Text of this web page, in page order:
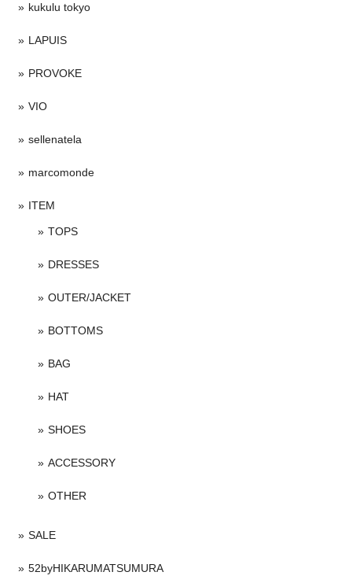
kukulu tokyo
LAPUIS
PROVOKE
VIO
sellenatela
marcomonde
ITEM
TOPS
DRESSES
OUTER/JACKET
BOTTOMS
BAG
HAT
SHOES
ACCESSORY
OTHER
SALE
52byHIKARUMATSUMURA